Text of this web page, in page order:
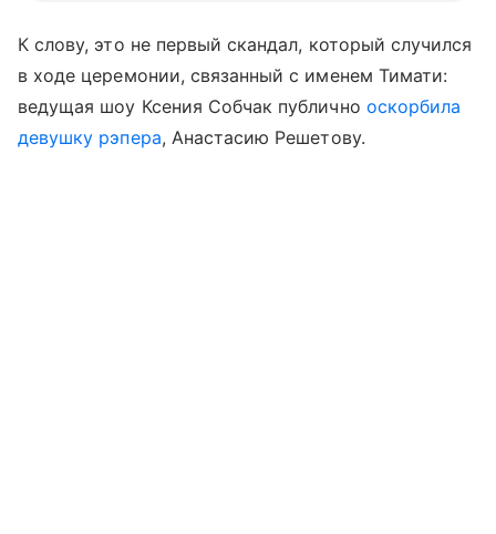
К слову, это не первый скандал, который случился
в ходе церемонии, связанный с именем Тимати:
ведущая шоу Ксения Собчак публично оскорбила
девушку рэпера, Анастасию Решетову.